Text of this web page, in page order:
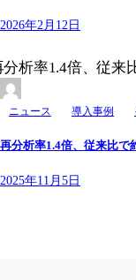
2026年2月12日
ニュース 導入事例
再分析率1.4倍、従来比で
2025年11月5日